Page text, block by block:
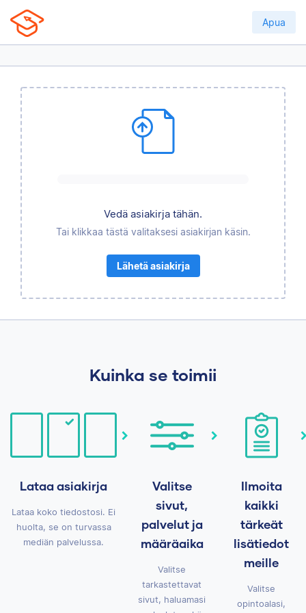
Apua
Vedä asiakirja tähän.
Tai klikkaa tästä valitaksesi asiakirjan käsin.
Lähetä asiakirja
Kuinka se toimii
Lataa asiakirja
Lataa koko tiedostosi. Ei
huolta, se on turvassa
mediän palvelussa.
Valitse
sivut,
palvelut ja
määräaika
Valitse
tarkastettavat
sivut, haluamasi
Ilmoita
kaikki
tärkeät
lisätiedot
meille
Valitse
opintoalasi,